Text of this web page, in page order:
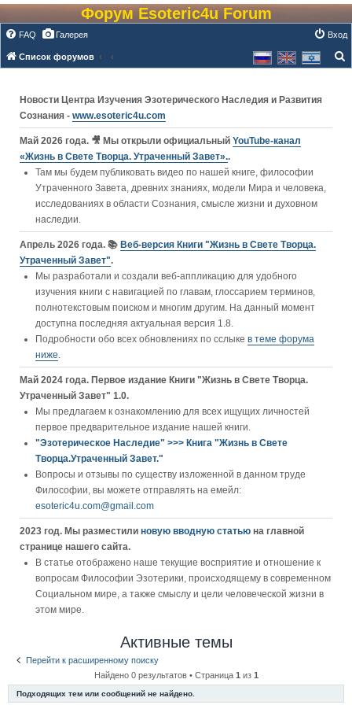
Форум Esoteric4u Forum
FAQ Галерея Вход
Список форумов
Новости Центра Изучения Эзотерического Наследия и Развития
Сознания - www.esoteric4u.com
Май 2026 года. 🎥 Мы открыли официальный YouTube‑канал
«Жизнь в Свете Творца. Утраченный Завет»..
Там мы будем публиковать видео по нашей книге, философии
Утраченного Завета, древних знаниях, модели Мира и человека,
исследованиях в области Сознания, смысле жизни и духовном
наследии.
Апрель 2026 года. 📚 Веб-версия Книги "Жизнь в Свете Творца.
Утраченный Завет".
Мы разработали и создали веб-аппликацию для удобного
изучения книги c навигацией по главам, глоссарием терминов,
полнотекстовым поиском и многим другим. На данный момент
доступна последняя актуальная версия 1.8.
Подробности обо всех обновлениях по сслыке в теме форума
ниже.
Май 2024 года. Первое издание Книги "Жизнь в Свете Творца.
Утраченный Завет" 1.0.
Мы предлагаем к ознакомлению для всех ищущих личностей
первое предварительное издание нашей книги.
"Эзотерическое Наследие" >>> Книга "Жизнь в Свете
Творца.Утраченный Завет."
Вопросы и отзывы по существу изложенной в данном труде
Философии, вы можете отправлять на емейл:
esoteric4u.com@gmail.com
2023 год. Мы разместили новую вводную статью на главной
странице нашего сайта.
В статье отображено наше текущие восприятие и отношение к
вопросам Философии Эзотерики, происходящему в современном
Социальном мире, а также смыслу и цели человеческой жизни в
этом мире.
Активные темы
Перейти к расширенному поиску
Найдено 0 результатов • Страница 1 из 1
Подходящих тем или сообщений не найдено.